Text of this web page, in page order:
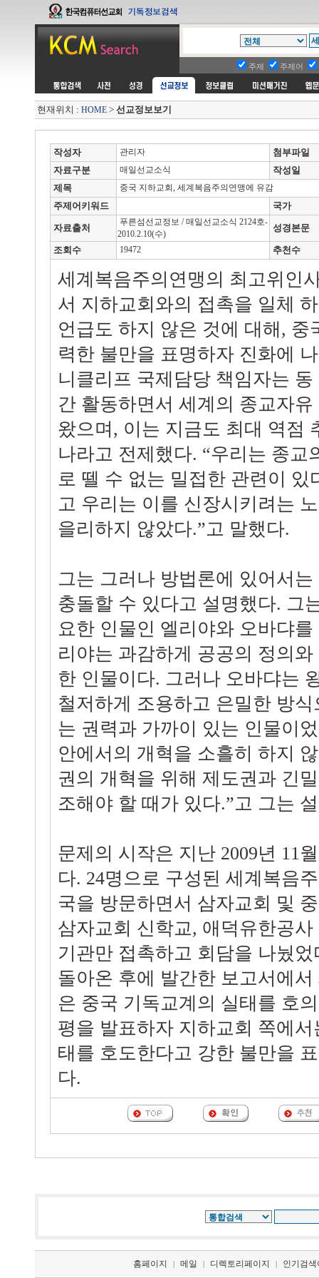
주제 주제어
현재위치 : HOME > 선교정보보기
작성자 관리자
첨부파일
자료구분
매일선교소식
작성일
제목
중국 지하교회, 세계복음주의연맹에 유감
주제어키워드 국가
자료출처
푸른섬선교정보 / 매일선교소식 2124호-
2010.2.10(수)
성경본문
조회수 19472 추천수
세계복음주의연맹의 최고위인
서 지하교회와의 접촉을 일체
언급도 하지 않은 것에 대해, 중
력한 불만을 표명하자 진화에
니클리프 국제담당 책임자는
간 활동하면서 세계의 종교자
왔으며, 이는 지금도 최대 역점
나라고 전제했다. “우리는 종교
로 뗄 수 없는 밀접한 관련이 있
고 우리는 이를 신장시키려는
을리하지 않았다.”고 말했다.
그는 그러나 방법론에 있어서
충돌할 수 있다고 설명했다. 그
요한 인물인 엘리야와 오바댜
리야는 과감하게 공공의 정의
한 인물이다. 그러나 오바댜는
철저하게 조용하고 은밀한 방
는 권력과 가까이 있는 인물이
안에서의 개혁을 소흘히 하지
권의 개혁을 위해 제도권과 긴
조해야 할 때가 있다.”고 그는
문제의 시작은 지난 2009년 11
다. 24명으로 구성된 세계복음
국을 방문하면서 삼자교회 및
삼자교회 신학교, 애덕유한공
기관만 접촉하고 회담을 나눴
돌아온 후에 발간한 보고서에
은 중국 기독교계의 실태를 호
평을 발표하자 지하교회 쪽에
태를 호도한다고 강한 불만을
다.
홈페이지 | 메일 | 디렉토리페이지 | 인기검색